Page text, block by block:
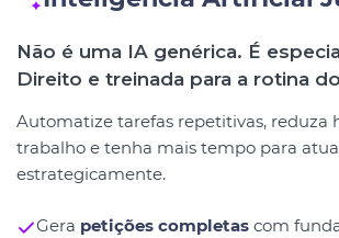
Não é uma IA genérica. É
Direito e treinada para a rotina
Automatize tarefas repetitivas, reduza
trabalho e tenha mais tempo para
estrategicamente.
Gera petições completascom